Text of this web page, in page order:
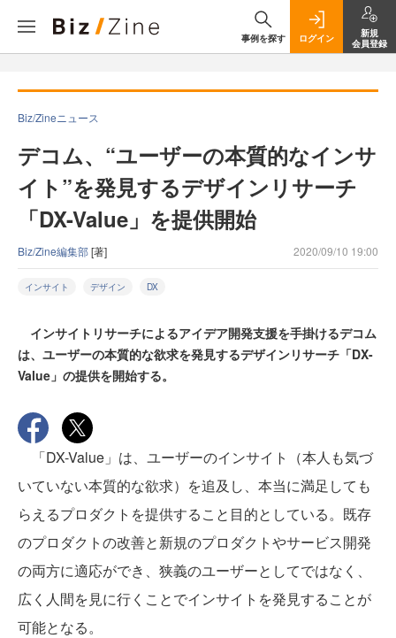
事例を探す ログイン
新規
会員登録
Biz/Zineニュース
デコム、“ユーザーの本質的なインサ
イト”を発見するデザインリサーチ
「DX-Value」を提供開始
Biz/Zine編集部[著] 2020/09/10 19:00
インサイト デザイン DX
インサイトリサーチによるアイデア開発支援を手掛けるデコム
は、ユーザーの本質的な欲求を発見するデザインリサーチ「DX-
Value」の提供を開始する。
「DX-Value」は、ユーザーのインサイト（本人も気づ
いていない本質的な欲求）を追及し、本当に満足しても
らえるプロダクトを提供すること目的としている。既存
のプロダクトの改善と新規のプロダクトやサービス開発
の両方に適応ができ、狭義のユーザーとしてではなく、
広く人間を見に行くことでインサイトを発見することが
可能となる。